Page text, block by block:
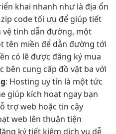
khai nhanh như là địa ổn
codetối ưu để giúp tiết
vệ tinh dẫn đường, một
tên miền để dẫn đường tới
có lẽ được đăng ký mua
bên cung cấp đồ vật ba với
: Hosting uy tín là mộttức
giúp kích hoạt ngay bạn
trợweb hoặc tin cậy
web lên thuận tiện
kýtiết kiệm dịch vụ dễ